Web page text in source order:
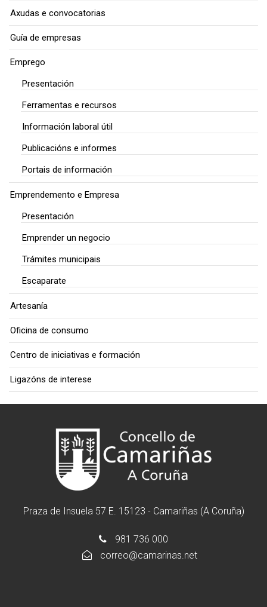
Axudas e convocatorias
Guía de empresas
Emprego
Presentación
Ferramentas e recursos
Información laboral útil
Publicacións e informes
Portais de información
Emprendemento e Empresa
Presentación
Emprender un negocio
Trámites municipais
Escaparate
Artesanía
Oficina de consumo
Centro de iniciativas e formación
Ligazóns de interese
Praza de Insuela 57 E. 15123 - Camariñas (A Coruña)
981 736 000
correo@camarinas.net